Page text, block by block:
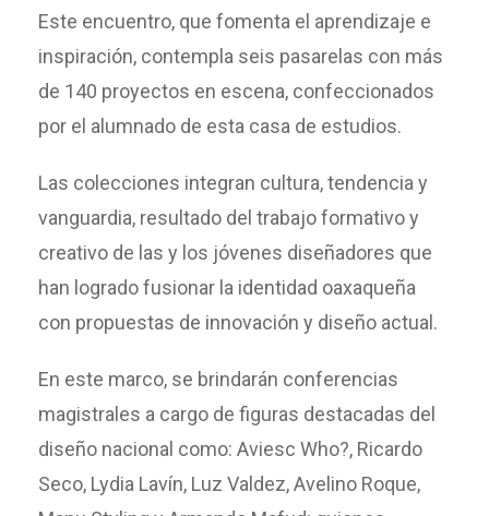
Este encuentro, que fomenta el aprendizaje e
inspiración, contempla seis pasarelas con más
de 140 proyectos en escena, confeccionados
por el alumnado de esta casa de estudios.
Las colecciones integran cultura, tendencia y
vanguardia, resultado del trabajo formativo y
creativo de las y los jóvenes diseñadores que
han logrado fusionar la identidad oaxaqueña
con propuestas de innovación y diseño actual.
En este marco, se brindarán conferencias
magistrales a cargo de figuras destacadas del
diseño nacional como: Aviesc Who?, Ricardo
Seco, Lydia Lavín, Luz Valdez, Avelino Roque,